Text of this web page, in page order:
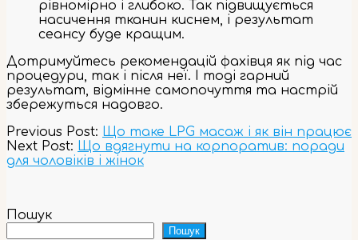
рівномірно і глибоко. Так підвищується
насичення тканин киснем, і результат
сеансу буде кращим.
Дотримуйтесь рекомендацій фахівця як під час
процедури, так і після неї. І тоді гарний
результат, відмінне самопочуття та настрій
збережуться надовго.
2023-
11-
03
Previous Post: Що таке LPG масаж і як він працює
Next Post: Що вдягнути на корпоратив: поради
для чоловіків і жінок
Пошук
Пошук